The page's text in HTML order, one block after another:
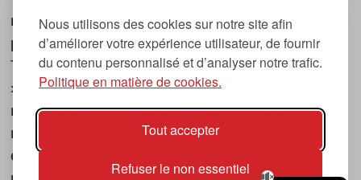
Nous utilisons des cookies sur notre site afin
d’améliorer votre expérience utilisateur, de fournir
du contenu personnalisé et d’analyser notre trafic.
Politique en matière de cookies.
Tout accepter
Refuser le non essentiel
musique et les nouvelles tendances, dont la
première parution date de 2007.
Tsugi en japonais signifie « prochain », « suivant
», ce qui correspond à la thématique du
magazine, à l’affût des nouvelles tendances
musicales, qu’elles viennent de la musique
électronique, du rock ou du hip hop, et des